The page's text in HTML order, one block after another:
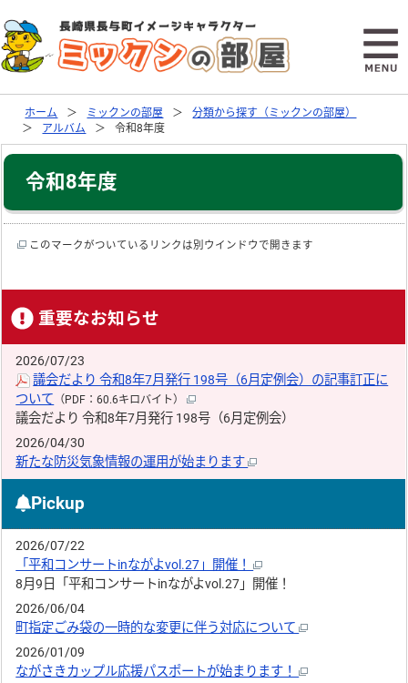
ホーム ミックンの部屋
分類から探す（ミックンの部屋）
アルバム
令和8年度
令和8年度
このマークがついているリンクは別ウインドウで開きます
重要なお知らせ
2026/07/23
議会だより 令和8年7月発行 198号（6月定例会）の記事訂正に
ついて （PDF：60.6キロバイト）
議会だより 令和8年7月発行 198号（6月定例会）
2026/04/30
新たな防災気象情報の運用が始まります
Pickup
2026/07/22
「平和コンサートinながよvol.27」開催！
8月9日「平和コンサートinながよvol.27」開催！
2026/06/04
町指定ごみ袋の一時的な変更に伴う対応について
2026/01/09
ながさきカップル応援パスポートが始まります！